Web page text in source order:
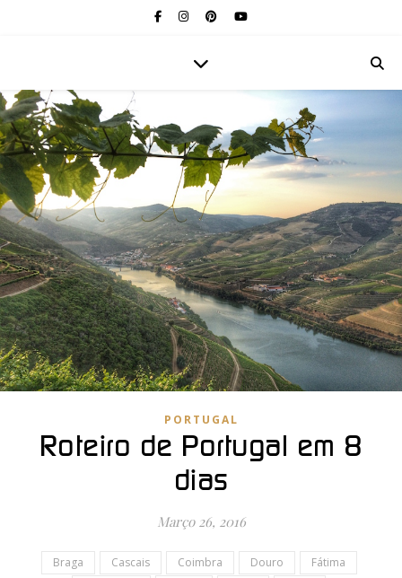
PORTUGAL
Roteiro de Portugal em 8
dias
Março 26, 2016
Braga Cascais Coimbra Douro
Fátima